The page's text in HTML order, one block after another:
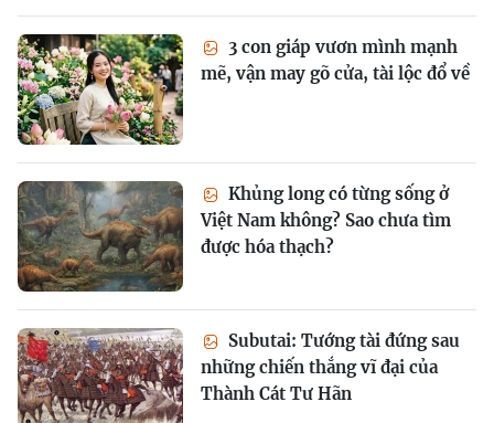
3 con giáp vươn mình mạnh
mẽ, vận may gõ cửa, tài lộc đổ về
Khủng long có từng sống ở
Việt Nam không? Sao chưa tìm
được hóa thạch?
Subutai: Tướng tài đứng sau
những chiến thắng vĩ đại của
Thành Cát Tư Hãn